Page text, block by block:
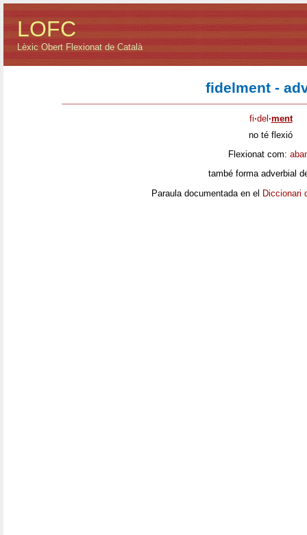
LOFC
Lèxic Obert Flexionat de Català
fidelment -
fi·del ·ment
no té flexió
Flexionat com:
també forma adverbial
Paraula documentada en el Diccionari